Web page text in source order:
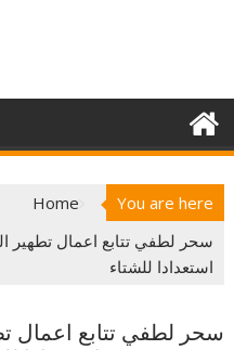
You are here
Home
سحر لطفي تتابع اعمال تطهير
استعدادا للشتاء
سحر لطفي تتابع اعمال